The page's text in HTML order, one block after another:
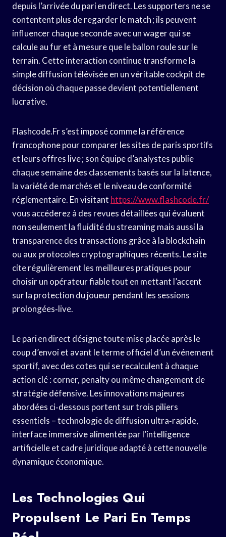
depuis l’arrivée du pari en direct. Les supporters ne se
contentent plus de regarder le match ; ils peuvent
influencer chaque seconde avec un wager qui se
calcule au fur et à mesure que le ballon roule sur le
terrain. Cette interaction continue transforme la
simple diffusion télévisée en un véritable cockpit de
décision où chaque passe devient potentiellement
lucrative.
Flashcode.Fr s’est imposé comme la référence
francophone pour comparer les sites de paris sportifs
et leurs offres live ; son équipe d’analystes publie
chaque semaine des classements basés sur la latence,
la variété de marchés et le niveau de conformité
réglementaire. En visitant https://www.flashcode.fr/
vous accéderez à des revues détaillées qui évaluent
non seulement la fluidité du streaming mais aussi la
transparence des transactions grâce à la blockchain
ou aux protocoles cryptographiques récents. Le site
cite régulièrement les meilleures pratiques pour
choisir un opérateur fiable tout en mettant l’accent
sur la protection du joueur pendant les sessions
prolongées‑live.
Le pari en direct désigne toute mise placée après le
coup d’envoi et avant le terme officiel d’un événement
sportif, avec des cotes qui se recalculent à chaque
action clé : corner, penalty ou même changement de
stratégie défensive. Les innovations majeures
abordées ci‑dessous portent sur trois piliers
essentiels – technologie de diffusion ultra‑rapide,
interface immersive alimentée par l’intelligence
artificielle et cadre juridique adapté à cette nouvelle
dynamique économique.
Les Technologies Qui
Propulsent Le Pari En Temps